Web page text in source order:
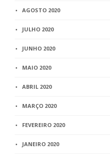
AGOSTO 2020
JULHO 2020
JUNHO 2020
MAIO 2020
ABRIL 2020
MARÇO 2020
FEVEREIRO 2020
JANEIRO 2020